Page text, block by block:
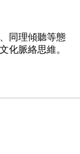
同理傾聽等態
化脈絡思維。